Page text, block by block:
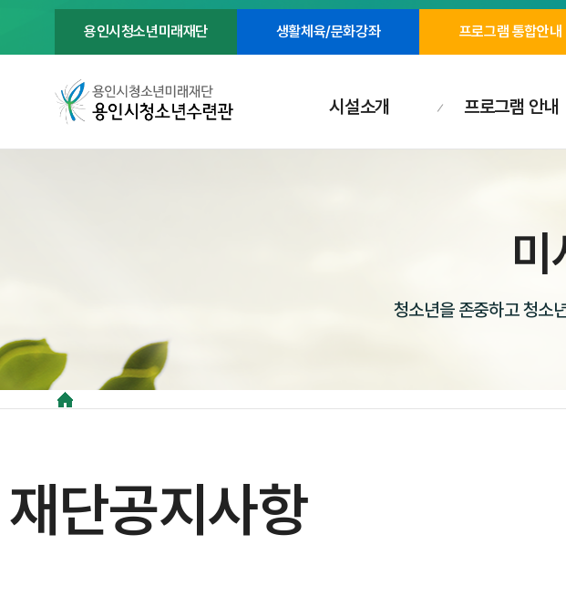
용인시청소년미래재단 생활체육/문화강좌 프로그램 통합안내
시설소개 프로그램 안내
미
청소년을 존중하고 청소
재단공지사항